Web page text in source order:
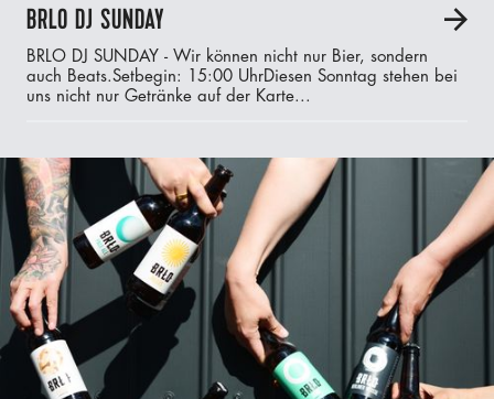
BRLO DJ SUNDAY A
BRLO DJ SUNDAY - Wir können nicht nur Bier, sondern
auch Beats.‍Setbegin: 15:00 UhrDiesen Sonntag stehen bei
uns nicht nur Getränke auf der Karte...